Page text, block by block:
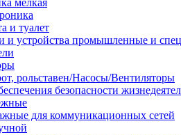
мелкая
и туалет
и устройства промышленные и
рольставен/Насосы/Вентиляторы
безопасности
для коммуникационных сетей